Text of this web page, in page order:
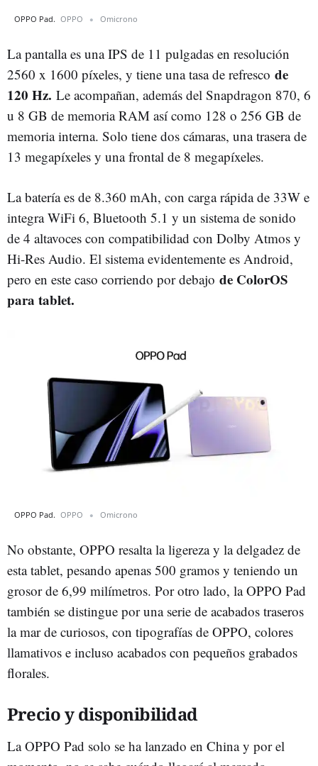
OPPO Pad. OPPO Omicrono
La pantalla es una IPS de 11 pulgadas en resolución
2560 x 1600 píxeles, y tiene una tasa de refresco de
120 Hz. Le acompañan, además del Snapdragon 870, 6
u 8 GB de memoria RAM así como 128 o 256 GB de
memoria interna. Solo tiene dos cámaras, una trasera de
13 megapíxeles y una frontal de 8 megapíxeles.
La batería es de 8.360 mAh, con carga rápida de 33W e
integra WiFi 6, Bluetooth 5.1 y un sistema de sonido
de 4 altavoces con compatibilidad con Dolby Atmos y
Hi-Res Audio. El sistema evidentemente es Android,
pero en este caso corriendo por debajo de ColorOS
para tablet.
OPPO Pad. OPPO Omicrono
No obstante, OPPO resalta la ligereza y la delgadez de
esta tablet, pesando apenas 500 gramos y teniendo un
grosor de 6,99 milímetros. Por otro lado, la OPPO Pad
también se distingue por una serie de acabados traseros
la mar de curiosos, con tipografías de OPPO, colores
llamativos e incluso acabados con pequeños grabados
florales.
Precio y disponibilidad
La OPPO Pad solo se ha lanzado en China y por el